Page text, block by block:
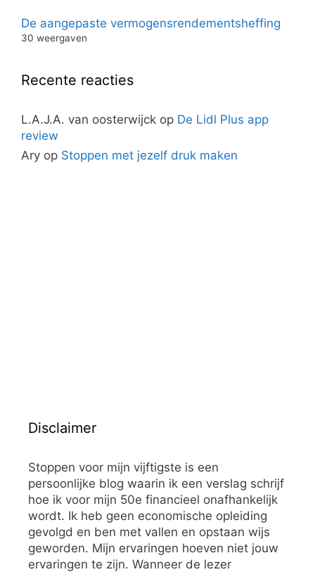
De aangepaste vermogensrendementsheffing
30 weergaven
Recente reacties
L.A.J.A. van oosterwijck op De Lidl Plus app
review
Ary op Stoppen met jezelf druk maken
Disclaimer
Stoppen voor mijn vijftigste is een
persoonlijke blog waarin ik een verslag schrijf
hoe ik voor mijn 50e financieel onafhankelijk
wordt. Ik heb geen economische opleiding
gevolgd en ben met vallen en opstaan wijs
geworden. Mijn ervaringen hoeven niet jouw
ervaringen te zijn. Wanneer de lezer